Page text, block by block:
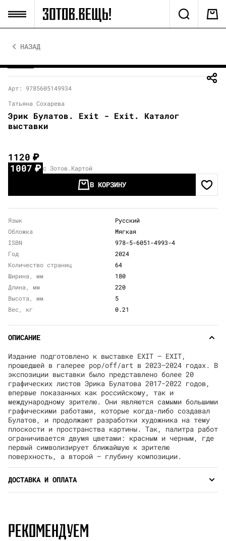
НАЗАД
Арт: 9785605149934
Татьяна Сохарева
Эрик Булатов. Exit - Exit. Каталог
выставки
1120₽
1007₽ с Зотов.Картой
В КОРЗИНУ
Язык
Русский
Обложка
Мягкая
ISBN
978-5-6051-4993-4
Год
2024
Количество страниц
64
Ширина, мм
180
Длина, мм
220
Высота, мм
5
Вес, кг
0.21
ОПИСАНИЕ
Издание подготовлено к выставке EXIT — EXIT,
прошедшей в галерее pop/off/art в 2023—2024 годах. В
экспозиции выставки было представлено более 20
графических листов Эрика Булатова 2017−2022 годов,
впервые показанных как российскому, так и
международному зрителю. Они являются самыми большими
графическими работами, которые когда-либо создавал
Булатов, и продолжают разработки художника на тему
плоскости и пространства картины. Так, палитра работ
ограничивается двумя цветами: красным и черным, где
первый символизирует ближайшую к зрителю
поверхность, а второй — глубину композиции.
ДОСТАВКА И ОПЛАТА
РЕКОМЕНДУЕМ